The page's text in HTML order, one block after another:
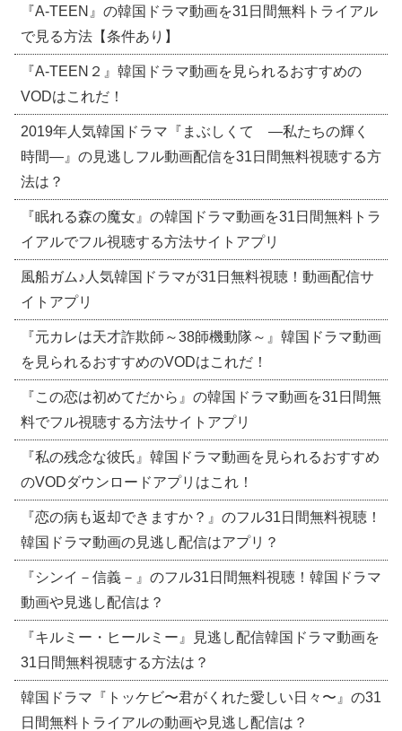
『A-TEEN』の韓国ドラマ動画を31日間無料トライアル
で見る方法【条件あり】
『A-TEEN２』韓国ドラマ動画を見られるおすすめの
VODはこれだ！
2019年人気韓国ドラマ『まぶしくて ―私たちの輝く
時間―』の見逃しフル動画配信を31日間無料視聴する方
法は？
『眠れる森の魔女』の韓国ドラマ動画を31日間無料トラ
イアルでフル視聴する方法サイトアプリ
風船ガム♪人気韓国ドラマが31日無料視聴！動画配信サ
イトアプリ
『元カレは天才詐欺師～38師機動隊～』韓国ドラマ動画
を見られるおすすめのVODはこれだ！
『この恋は初めてだから』の韓国ドラマ動画を31日間無
料でフル視聴する方法サイトアプリ
『私の残念な彼氏』韓国ドラマ動画を見られるおすすめ
のVODダウンロードアプリはこれ！
『恋の病も返却できますか？』のフル31日間無料視聴！
韓国ドラマ動画の見逃し配信はアプリ？
『シンイ－信義－』のフル31日間無料視聴！韓国ドラマ
動画や見逃し配信は？
『キルミー・ヒールミー』見逃し配信韓国ドラマ動画を
31日間無料視聴する方法は？
韓国ドラマ『トッケビ〜君がくれた愛しい日々〜』の31
日間無料トライアルの動画や見逃し配信は？